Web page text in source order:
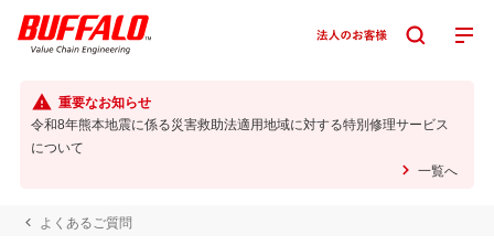
重要なお知らせ
令和8年熊本地震に係る災害救助法適用地域に対する特別修理サービス
について
一覧へ
よくあるご質問